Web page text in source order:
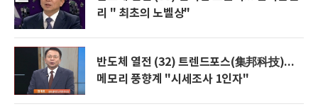
리 " 최초의 노벨상"
반도체 열전 (32) 트렌드포스(集邦科技)...
메모리 풍향계 "시세조사 1인자"